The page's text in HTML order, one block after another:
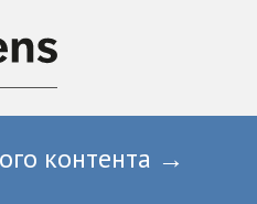
контента →